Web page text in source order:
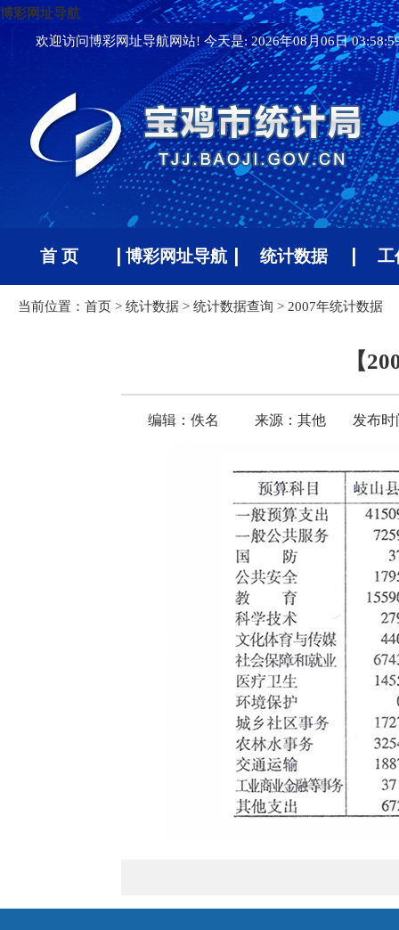
博彩网址导航
欢迎访问博彩网址导航网站! 今天是:2026年08月06日
首 页 博彩网址导航 统计数据 工
当前位置： 首页 > 统计数据 > 统计数据查询 > 2007年统计数据
【
编辑：佚名 来源：其他 发布时